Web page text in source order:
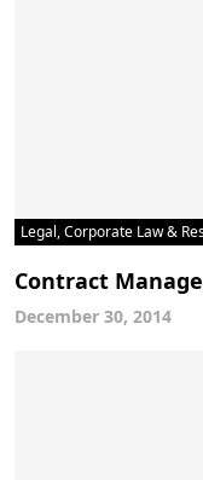
Legal, Corporate Law &
Contract
December 30, 2014